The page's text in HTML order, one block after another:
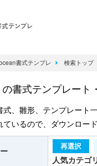
書式テンプレ 検索トップ
の書式テンプレート
式、雛形、テンプレート
ているので、ダウンロー
再選択
人気カテゴ